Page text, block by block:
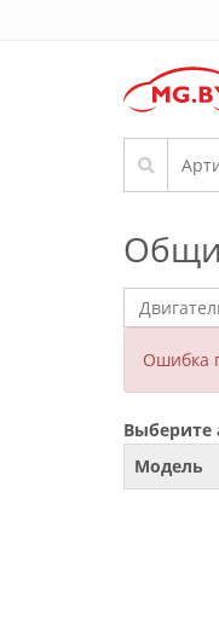
Ошибка
Выберите
Модель